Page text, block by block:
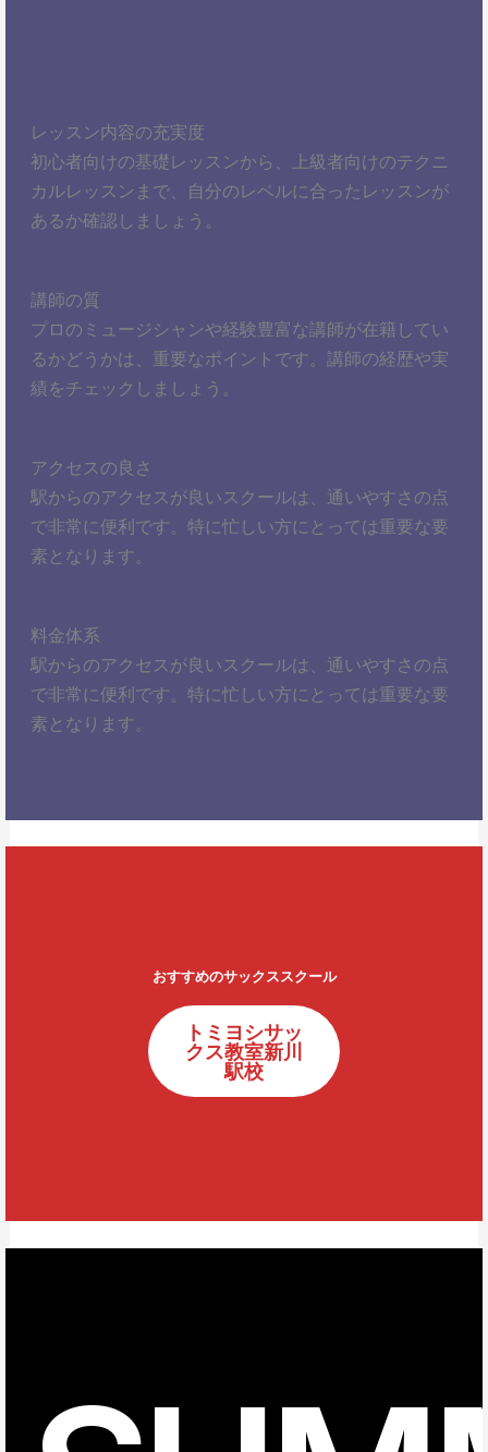
レッスン内容の充実度
初心者向けの基礎レッスンから、上級者向けのテクニ
カルレッスンまで、自分のレベルに合ったレッスンが
あるか確認しましょう。
講師の質
プロのミュージシャンや経験豊富な講師が在籍してい
るかどうかは、重要なポイントです。講師の経歴や実
績をチェックしましょう。
アクセスの良さ
駅からのアクセスが良いスクールは、通いやすさの点
で非常に便利です。特に忙しい方にとっては重要な要
素となります。
料金体系
駅からのアクセスが良いスクールは、通いやすさの点
で非常に便利です。特に忙しい方にとっては重要な要
素となります。
おすすめのサックススクール
トミヨシサッ
クス教室新川
駅校